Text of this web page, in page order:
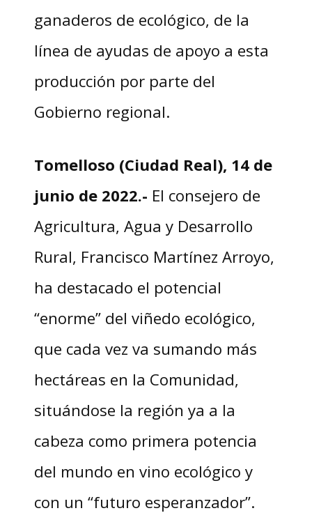
ganaderos de ecológico, de la
línea de ayudas de apoyo a esta
producción por parte del
Gobierno regional.
Tomelloso (Ciudad Real), 14 de
junio de 2022.- El consejero de
Agricultura, Agua y Desarrollo
Rural, Francisco Martínez Arroyo,
ha destacado el potencial
“enorme” del viñedo ecológico,
que cada vez va sumando más
hectáreas en la Comunidad,
situándose la región ya a la
cabeza como primera potencia
del mundo en vino ecológico y
con un “futuro esperanzador”.